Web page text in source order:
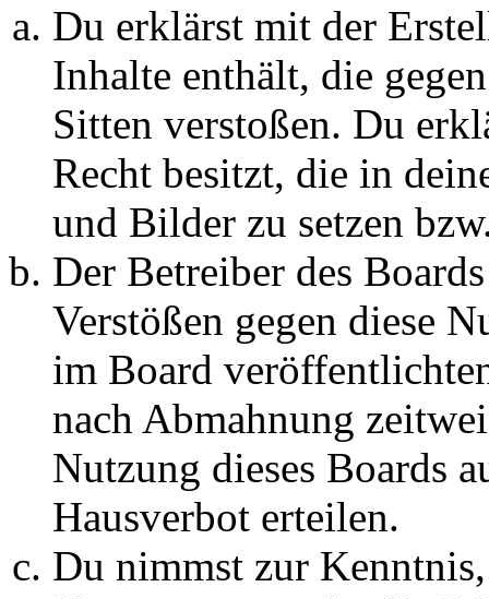
Du erklärst mit der
Inhalte enthält, die
Sitten verstoßen. Du
Recht besitzt, die in
und Bilder zu setzen
Der Betreiber des
Verstößen gegen diese
im Board
nach Abmahnung
Nutzung dieses Boards
Hausverbot erteilen.
Du nimmst zur